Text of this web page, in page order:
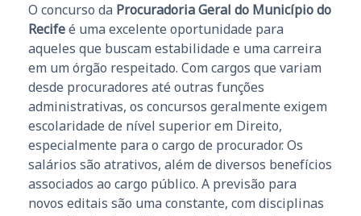
O concurso da Procuradoria Geral do Município do
Recifeé uma excelente oportunidade para
aqueles que buscam estabilidade e uma carreira
em um órgão respeitado. Com cargos que variam
desde procuradores até outras funções
administrativas, os concursos geralmente exigem
escolaridade de nível superior em Direito,
especialmente para o cargo de procurador. Os
salários são atrativos, além de diversos benefícios
associados ao cargo público. A previsão para
novos editais são uma constante, com disciplinas